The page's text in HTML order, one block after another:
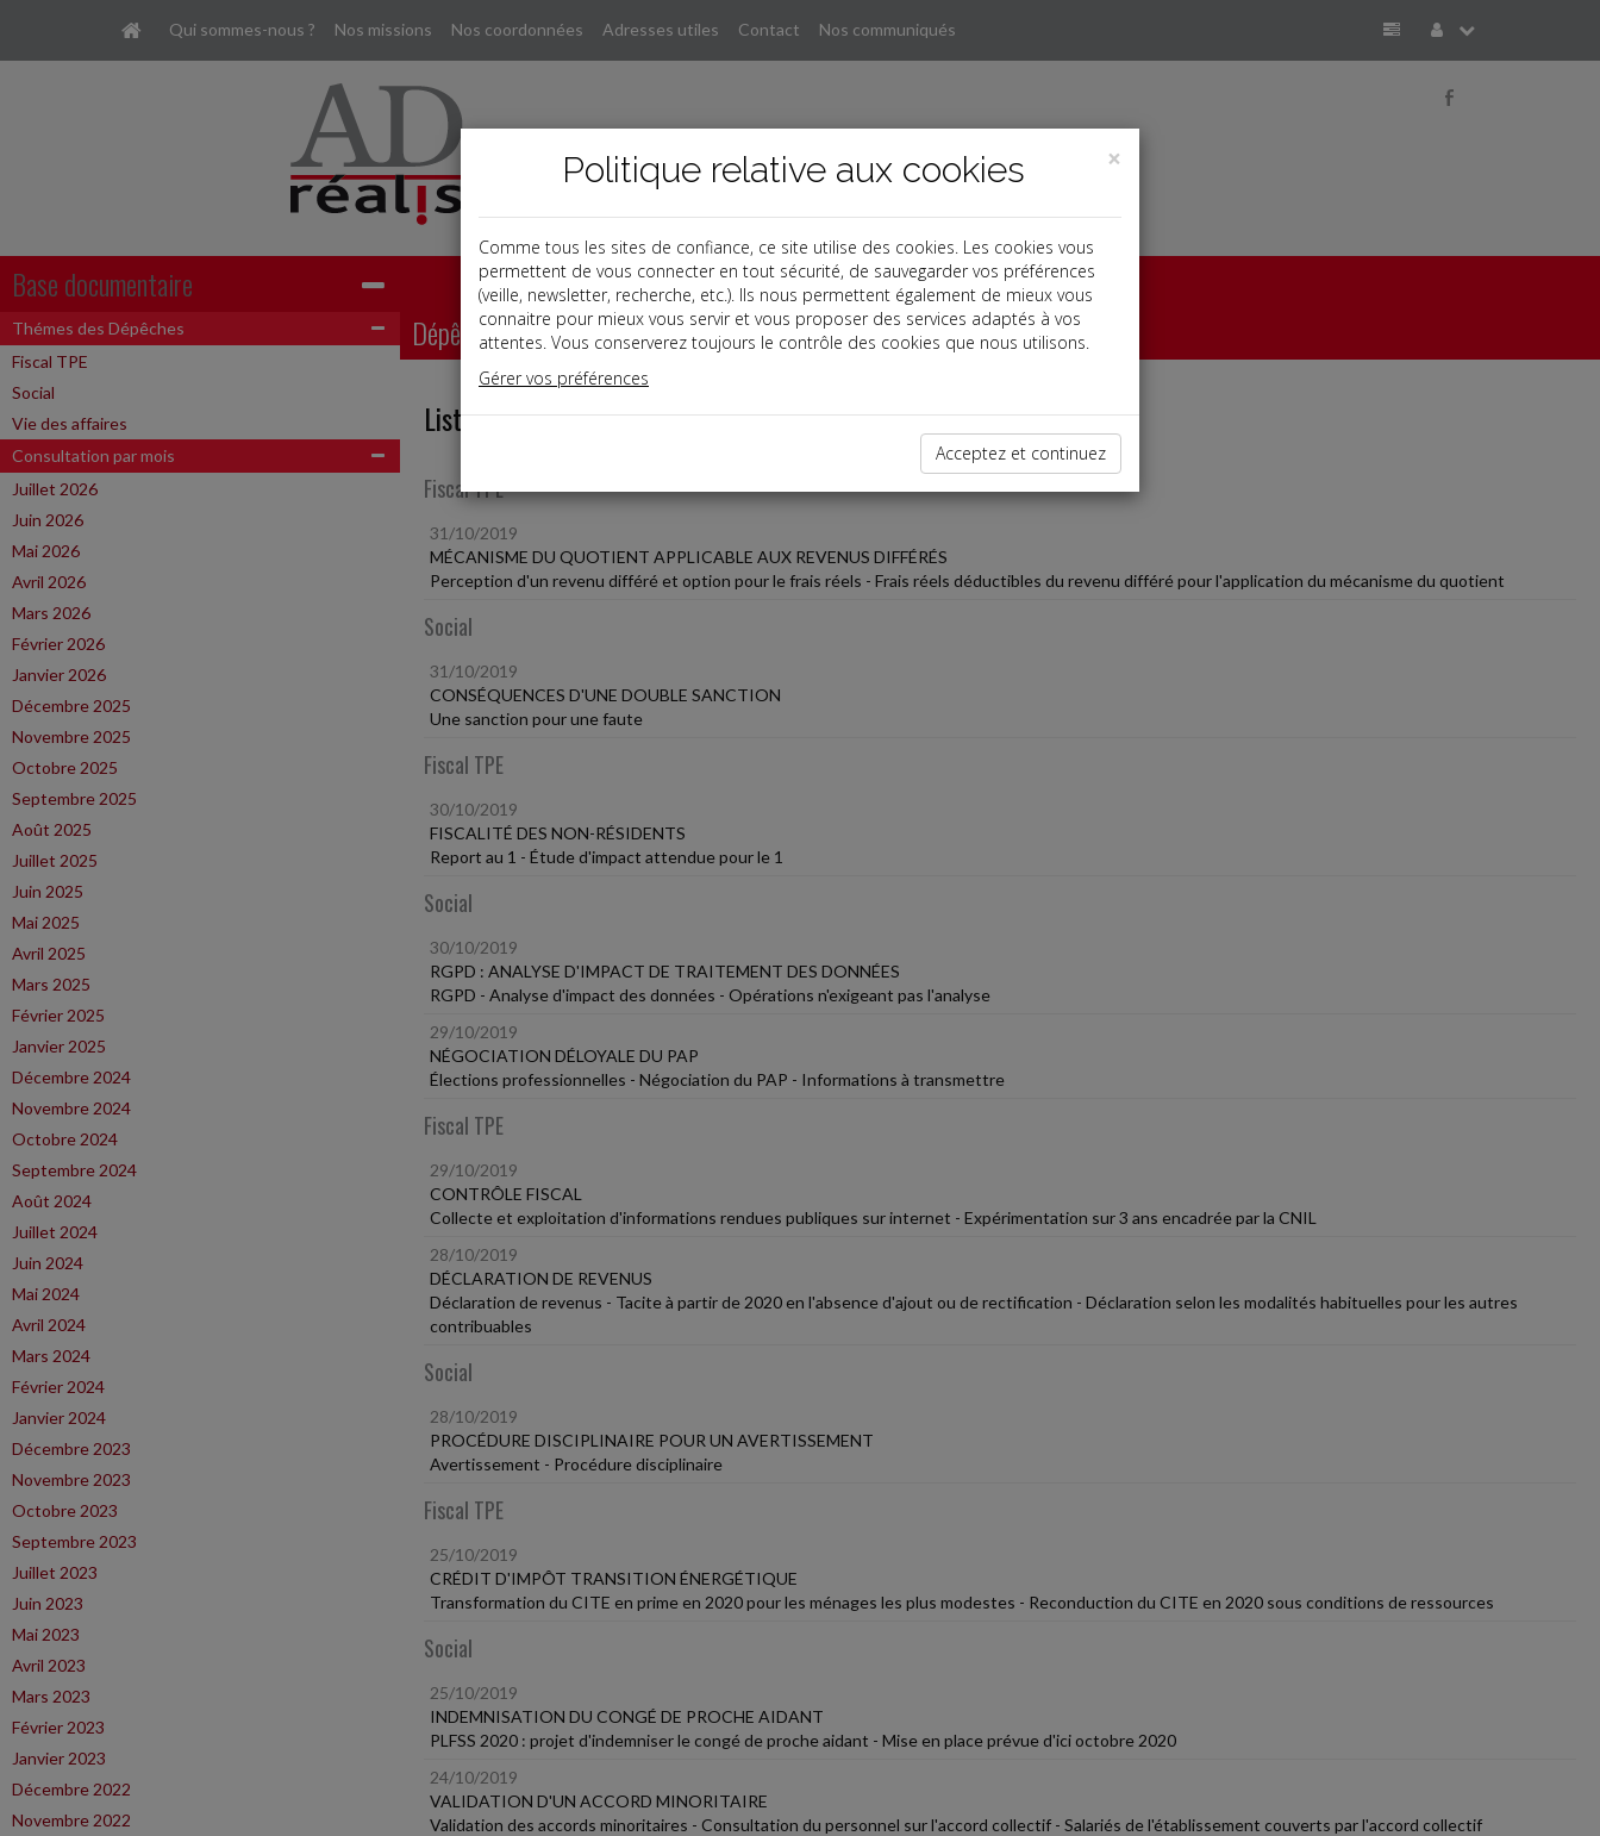
Qui sommes-nous ? Nos missions Nos coordonnées Adresses utiles Contact Nos communiqués
b
Base documentaire
Thémes des Dépêches
Fiscal TPE
Social
Vie des affaires
Consultation par mois
Juillet 2026
Juin 2026
Mai 2026
Avril 2026
Mars 2026
Février 2026
Janvier 2026
Décembre 2025
Novembre 2025
Octobre 2025
Septembre 2025
Août 2025
Juillet 2025
Juin 2025
Mai 2025
Avril 2025
Mars 2025
Février 2025
Janvier 2025
Décembre 2024
Novembre 2024
Octobre 2024
Septembre 2024
Août 2024
Juillet 2024
Juin 2024
Mai 2024
Avril 2024
Mars 2024
Février 2024
Janvier 2024
Décembre 2023
Novembre 2023
Octobre 2023
Septembre 2023
Juillet 2023
Juin 2023
Mai 2023
Avril 2023
Mars 2023
Février 2023
Janvier 2023
Décembre 2022
Novembre 2022
Dépêches
Liste des dernières dépêches
Fiscal TPE
31/10/2019
MÉCANISME DU QUOTIENT APPLICABLE AUX REVENUS DIFFÉRÉS
Perception d'un revenu différé et option pour le frais réels - Frais réels déductibles du revenu différé pour l'application du mécanisme du quotient
Social
31/10/2019
CONSÉQUENCES D'UNE DOUBLE SANCTION
Une sanction pour une faute
Fiscal TPE
30/10/2019
FISCALITÉ DES NON-RÉSIDENTS
Report au 1 - Étude d'impact attendue pour le 1
Social
30/10/2019
RGPD : ANALYSE D'IMPACT DE TRAITEMENT DES DONNÉES
RGPD - Analyse d'impact des données - Opérations n'exigeant pas l'analyse
29/10/2019
NÉGOCIATION DÉLOYALE DU PAP
Élections professionnelles - Négociation du PAP - Informations à transmettre
Fiscal TPE
29/10/2019
CONTRÔLE FISCAL
Collecte et exploitation d'informations rendues publiques sur internet - Expérimentation sur 3 ans encadrée par la CNIL
28/10/2019
DÉCLARATION DE REVENUS
Déclaration de revenus - Tacite à partir de 2020 en l'absence d'ajout ou de rectification - Déclaration selon les modalités habituelles pour les autres
contribuables
Social
28/10/2019
PROCÉDURE DISCIPLINAIRE POUR UN AVERTISSEMENT
Avertissement - Procédure disciplinaire
Fiscal TPE
25/10/2019
CRÉDIT D'IMPÔT TRANSITION ÉNERGÉTIQUE
Transformation du CITE en prime en 2020 pour les ménages les plus modestes - Reconduction du CITE en 2020 sous conditions de ressources
Social
25/10/2019
INDEMNISATION DU CONGÉ DE PROCHE AIDANT
PLFSS 2020 : projet d'indemniser le congé de proche aidant - Mise en place prévue d'ici octobre 2020
24/10/2019
VALIDATION D'UN ACCORD MINORITAIRE
Validation des accords minoritaires - Consultation du personnel sur l'accord collectif - Salariés de l'établissement couverts par l'accord collectif
×
Politique relative aux cookies
Comme tous les sites de confiance, ce site utilise des cookies. Les cookies vous
permettent de vous connecter en tout sécurité, de sauvegarder vos préférences
(veille, newsletter, recherche, etc.). Ils nous permettent également de mieux vous
connaitre pour mieux vous servir et vous proposer des services adaptés à vos
attentes. Vous conserverez toujours le contrôle des cookies que nous utilisons.
Gérer vos préférences
Acceptez et continuez